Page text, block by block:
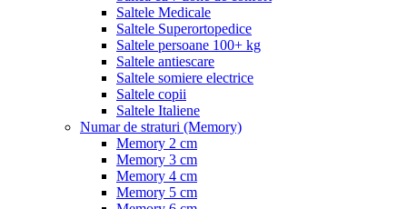
Saltele Medicale
Saltele Superortopedice
Saltele persoane 100+ kg
Saltele antiescare
Saltele somiere electrice
Saltele copii
Saltele Italiene
Numar de straturi (Memory)
Memory 2 cm
Memory 3 cm
Memory 4 cm
Memory 5 cm